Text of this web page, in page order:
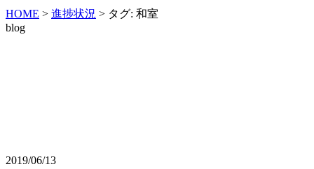
HOME > 進捗状況 > タグ: 和室
blog
2019/06/13